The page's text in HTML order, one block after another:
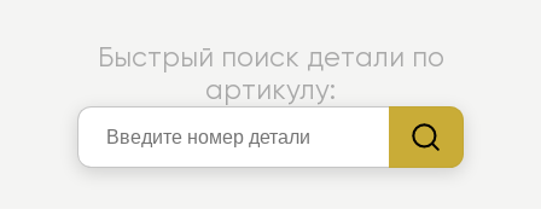
Быстрый поиск детали по
артикулу: